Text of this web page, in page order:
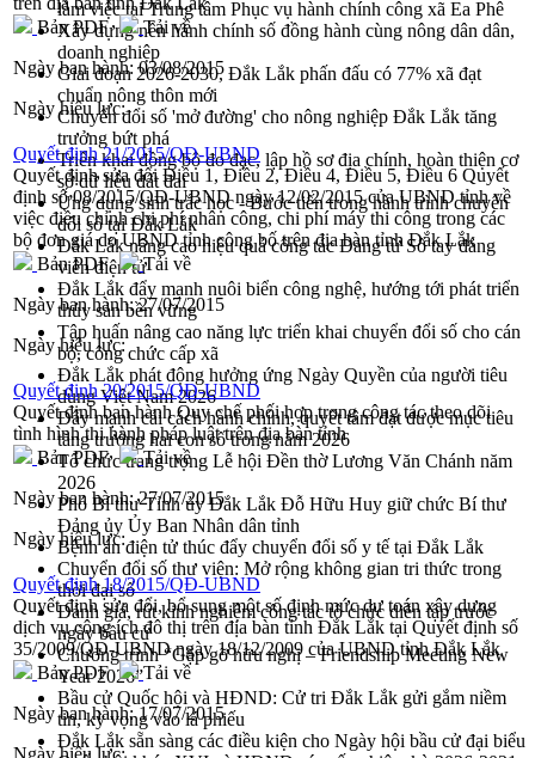
làm việc tại Trung tâm Phục vụ hành chính công xã Ea Phê
Xây dựng nền hành chính số đồng hành cùng nông dân dân,
doanh nghiệp
Giai đoạn 2026-2030, Đắk Lắk phấn đấu có 77% xã đạt
chuẩn nông thôn mới
Chuyển đổi số 'mở đường' cho nông nghiệp Đắk Lắk tăng
trưởng bứt phá
Triển khai đồng bộ đo đạc, lập hồ sơ địa chính, hoàn thiện cơ
sở dữ liệu đất đai
Ứng dụng sinh trắc học - Bước tiến trong hành trình chuyển
đổi số tại Đắk Lắk
Đắk Lắk nâng cao hiệu quả công tác Đảng từ Sổ tay đảng
viên điện tử
Đắk Lắk đẩy mạnh nuôi biển công nghệ, hướng tới phát triển
thủy sản bền vững
Tập huấn nâng cao năng lực triển khai chuyển đổi số cho cán
bộ, công chức cấp xã
Đắk Lắk phát động hưởng ứng Ngày Quyền của người tiêu
dùng Việt Nam 2026
Đẩy mạnh cải cách hành chính, quyết tâm đạt được mục tiêu
tăng trưởng hai con số trong năm 2026
Tổ chức trang trọng Lễ hội Đền thờ Lương Văn Chánh năm
2026
Phó Bí thư Tỉnh ủy Đắk Lắk Đỗ Hữu Huy giữ chức Bí thư
Đảng ủy Ủy Ban Nhân dân tỉnh
Bệnh án điện tử thúc đẩy chuyển đổi số y tế tại Đắk Lắk
Chuyển đổi số thư viện: Mở rộng không gian tri thức trong
thời đại số
Đánh giá, rút kinh nghiệm công tác tổ chức diễn tập trước
ngày bầu cử
Chương trình “Gặp gỡ hữu nghị – Friendship Meeting New
Year 2026”
Bầu cử Quốc hội và HĐND: Cử tri Đắk Lắk gửi gắm niềm
tin, kỳ vọng vào lá phiếu
Đắk Lắk sẵn sàng các điều kiện cho Ngày hội bầu cử đại biểu
Bản PDF
Tải về
Ngày ban hành: 03/08/2015
Ngày hiệu lực:
Quyết định 21/2015/QĐ-UBND
Quyết định sửa đổi Điều 1, Điều 2, Điều 4, Điều 5, Điều 6 Quyết
định số 08/2015/QĐ-UBND ngày 12/02/2015 của UBND tỉnh về
việc điều chỉnh chi phí nhân công, chi phí máy thi công trong các
bộ đơn giá do UBND tỉnh công bố trên địa bàn tỉnh Đắk Lắk
Bản PDF
Tải về
Ngày ban hành:27/07/2015
Ngày hiệu lực:
Quyết định 20/2015/QĐ-UBND
Quyết định ban hành Quy chế phối hợp trong công tác theo dõi
tình hình thi hành pháp luật trên địa bàn tỉnh
Bản PDF
Tải về
Ngày ban hành:27/07/2015
Ngày hiệu lực:
Quyết định 18/2015/QĐ-UBND
Quyết định sửa đổi, bổ sung một số định mức dự toán xây dựng
dịch vụ công ích đô thị trên địa bàn tỉnh Đắk Lắk tại Quyết định số
35/2009/QĐ-UBND ngày 18/12/2009 của UBND tỉnh Đắk Lắk
Bản PDF
Tải về
Ngày ban hành:17/07/2015